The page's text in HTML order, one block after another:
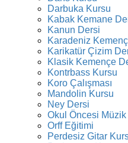
Darbuka Kursu
Kabak Kemane
Kanun Dersi
Karadeniz
Karikatür Çizim
Klasik Kemençe
Kontrbass Kursu
Koro Çalışması
Mandolin Kursu
Ney Dersi
Okul Öncesi
Orff Eğitimi
Perdesiz Gitar